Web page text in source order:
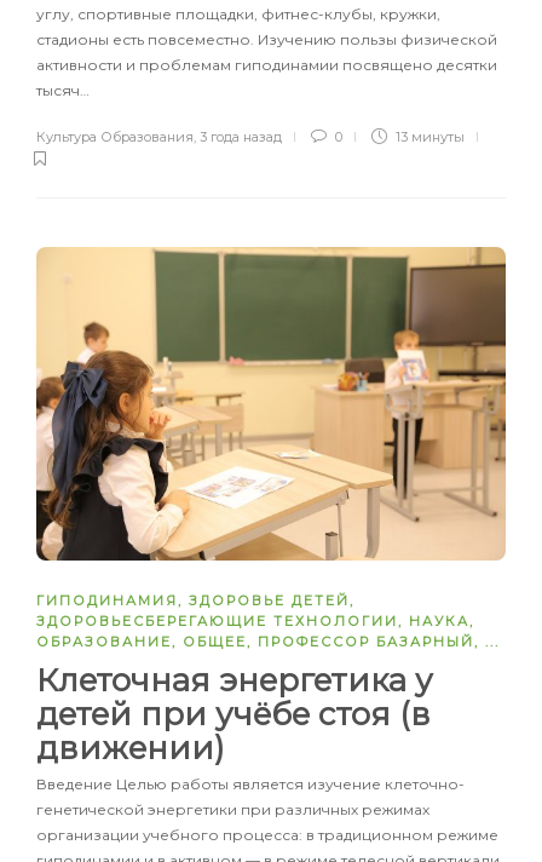
углу, спортивные площадки, фитнес-клубы, кружки,
стадионы есть повсеместно. Изучению пользы физической
активности и проблемам гиподинамии посвящено десятки
тысяч…
Культура Образования, 3 года назад 0 13 минуты
ГИПОДИНАМИЯ , ЗДОРОВЬЕ ДЕТЕЙ ,
ЗДОРОВЬЕСБЕРЕГАЮЩИЕ ТЕХНОЛОГИИ , НАУКА ,
ОБРАЗОВАНИЕ , ОБЩЕЕ , ПРОФЕССОР БАЗАРНЫЙ , ...
Клеточная энергетика у
детей при учёбе стоя (в
движении)
Введение Целью работы является изучение клеточно-
генетической энергетики при различных режимах
организации учебного процесса: в традиционном режиме